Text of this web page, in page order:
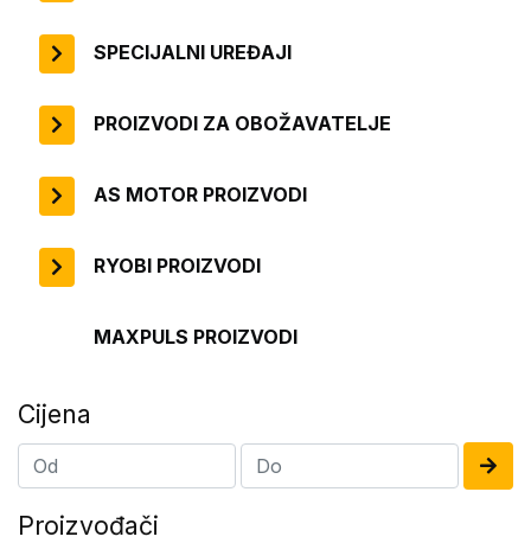
SPECIJALNI UREĐAJI
PROIZVODI ZA OBOŽAVATELJE
AS MOTOR PROIZVODI
RYOBI PROIZVODI
MAXPULS PROIZVODI
Cijena
Proizvođači